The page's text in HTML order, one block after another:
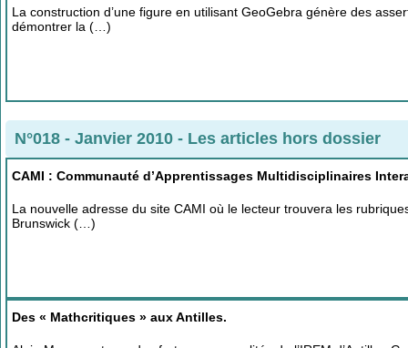
La construction d’une figure en utilisant GeoGebra génère des
démontrer la (…)
N°018 - Janvier 2010 - Les articles hors dossier
CAMI : Communauté d’Apprentissages Multidisciplinaires
La nouvelle adresse du site CAMI où le lecteur trouvera les
Brunswick (…)
Des « Mathcritiques » aux Antilles.